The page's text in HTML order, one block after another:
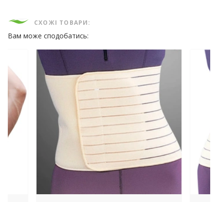
СХОЖІ ТОВАРИ:
Вам може сподобатись: